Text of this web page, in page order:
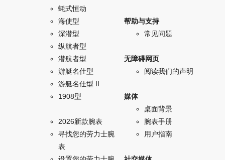
蚝式恒动
海使型
深潜型
纵航者型
潜航者型
游艇名仕型
游艇名仕型 II
1908型
2026新款腕表
寻找您的劳力士腕
表
帮助与支持
常见问题
无障碍网页
阅读我们的声明
媒体
桌面背景
腕表手册
用户指南